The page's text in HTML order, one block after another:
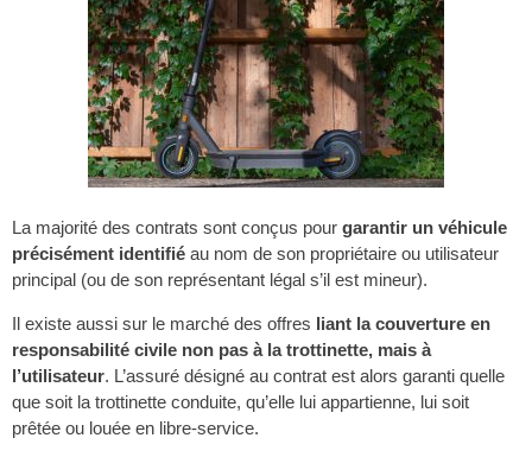
La majorité des contrats sont conçus pour garantir un véhicule
précisément identifié au nom de son propriétaire ou utilisateur
principal (ou de son représentant légal s’il est mineur).
Il existe aussi sur le marché des offres liant la couverture en
responsabilité civile non pas à la trottinette, mais à
l’utilisateur. L’assuré désigné au contrat est alors garanti quelle
que soit la trottinette conduite, qu’elle lui appartienne, lui soit
prêtée ou louée en libre-service.